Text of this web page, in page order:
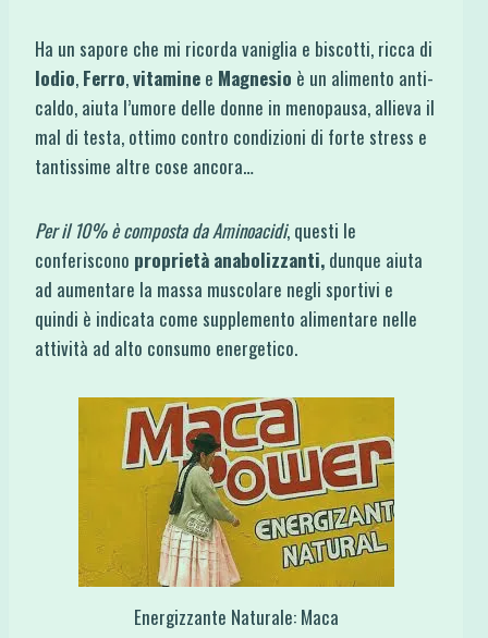
Ha un sapore che mi ricorda vaniglia e biscotti, ricca di
Iodio, Ferro,vitamine e Magnesio è un alimento anti-
caldo, aiuta l’umore delle donne in menopausa, allieva il
mal di testa, ottimo contro condizioni di forte stress e
tantissime altre cose ancora…
Per il 10% è composta da Aminoacidi, questi le
conferiscono proprietà anabolizzanti, dunque aiuta
ad aumentare la massa muscolare negli sportivi e
quindi è indicata come supplemento alimentare nelle
attività ad alto consumo energetico.
Energizzante Naturale: Maca